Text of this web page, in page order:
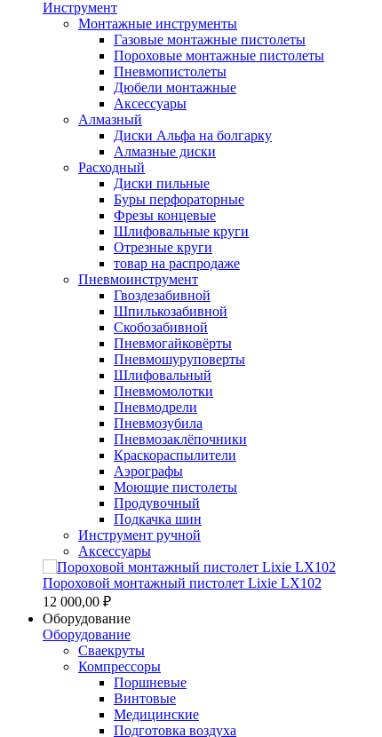
Инструмент
Монтажные инструменты
Газовые монтажные пистолеты
Пороховые монтажные пистолеты
Пневмопистолеты
Дюбели монтажные
Аксессуары
Алмазный
Диски Альфа на болгарку
Алмазные диски
Расходный
Диски пильные
Буры перфораторные
Фрезы концевые
Шлифовальные круги
Отрезные круги
товар на распродаже
Пневмоинструмент
Гвоздезабивной
Шпилькозабивной
Скобозабивной
Пневмогайковёрты
Пневмошуруповерты
Шлифовальный
Пневмомолотки
Пневмодрели
Пневмозубила
Пневмозаклёпочники
Краскораспылители
Аэрографы
Моющие пистолеты
Продувочный
Подкачка шин
Инструмент ручной
Аксессуары
Пороховой монтажный пистолет Lixie LX102
12 000,00 ₽
Оборудование
Оборудование
Сваекруты
Компрессоры
Поршневые
Винтовые
Медицинские
Подготовка воздуха